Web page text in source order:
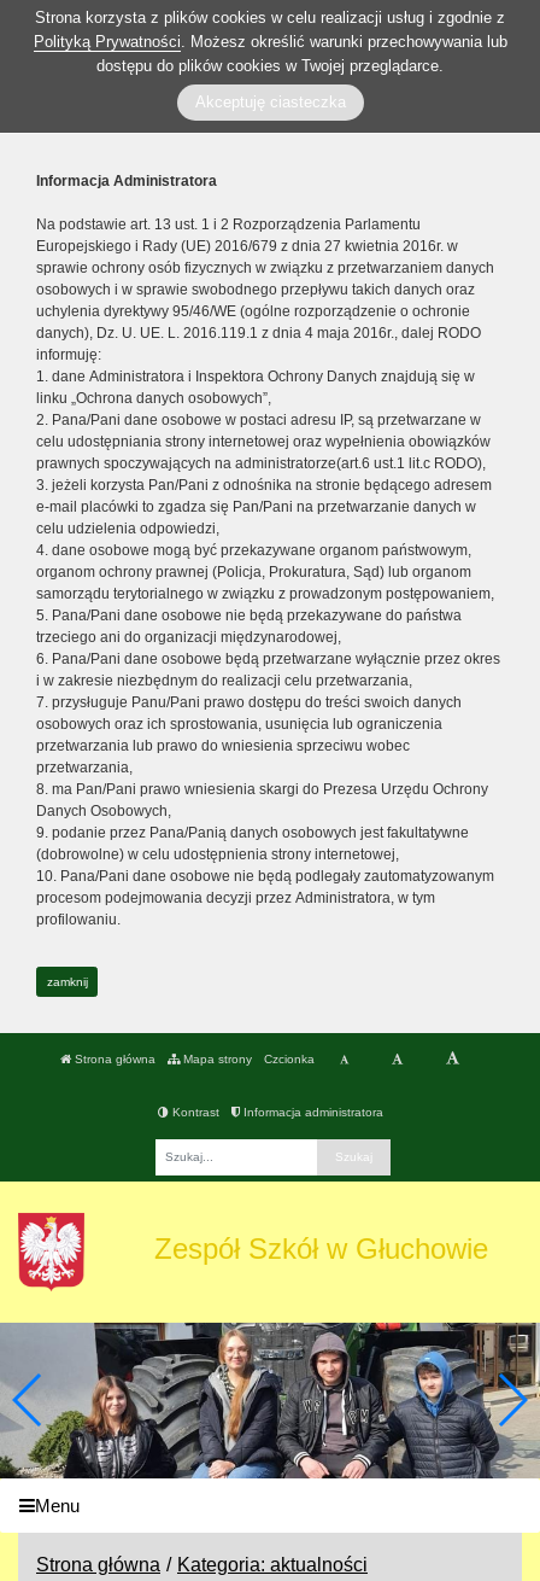
Strona korzysta z plików cookies w celu realizacji usług i zgodnie z
Polityką Prywatności. Możesz określić warunki przechowywania lub
dostępu do plików cookies w Twojej przeglądarce.
Akceptuję ciasteczka
Informacja Administratora
Na podstawie art. 13 ust. 1 i 2 Rozporządzenia Parlamentu
Europejskiego i Rady (UE) 2016/679 z dnia 27 kwietnia 2016r. w
sprawie ochrony osób fizycznych w związku z przetwarzaniem danych
osobowych i w sprawie swobodnego przepływu takich danych oraz
uchylenia dyrektywy 95/46/WE (ogólne rozporządzenie o ochronie
danych), Dz. U. UE. L. 2016.119.1 z dnia 4 maja 2016r., dalej RODO
informuję:
1. dane Administratora i Inspektora Ochrony Danych znajdują się w
linku „Ochrona danych osobowych”,
2. Pana/Pani dane osobowe w postaci adresu IP, są przetwarzane w
celu udostępniania strony internetowej oraz wypełnienia obowiązków
prawnych spoczywających na administratorze(art.6 ust.1 lit.c RODO),
3. jeżeli korzysta Pan/Pani z odnośnika na stronie będącego adresem
e-mail placówki to zgadza się Pan/Pani na przetwarzanie danych w
celu udzielenia odpowiedzi,
4. dane osobowe mogą być przekazywane organom państwowym,
organom ochrony prawnej (Policja, Prokuratura, Sąd) lub organom
samorządu terytorialnego w związku z prowadzonym postępowaniem,
5. Pana/Pani dane osobowe nie będą przekazywane do państwa
trzeciego ani do organizacji międzynarodowej,
6. Pana/Pani dane osobowe będą przetwarzane wyłącznie przez okres
i w zakresie niezbędnym do realizacji celu przetwarzania,
7. przysługuje Panu/Pani prawo dostępu do treści swoich danych
osobowych oraz ich sprostowania, usunięcia lub ograniczenia
przetwarzania lub prawo do wniesienia sprzeciwu wobec
przetwarzania,
8. ma Pan/Pani prawo wniesienia skargi do Prezesa Urzędu Ochrony
Danych Osobowych,
9. podanie przez Pana/Panią danych osobowych jest fakultatywne
(dobrowolne) w celu udostępnienia strony internetowej,
10. Pana/Pani dane osobowe nie będą podlegały zautomatyzowanym
procesom podejmowania decyzji przez Administratora, w tym
profilowaniu.
zamknij
Strona główna Mapa strony Czcionka
Kontrast Informacja administratora
Zespół Szkół w Głuchowie
Menu
Strona główna
Kategoria: aktualności